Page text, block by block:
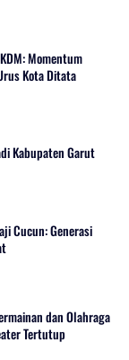
Momentum
Kota Ditata
Kabupaten Garut
Cucun: Generasi
dan Olahraga
Tertutup